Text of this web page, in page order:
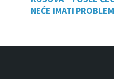
NEĆE IMATI